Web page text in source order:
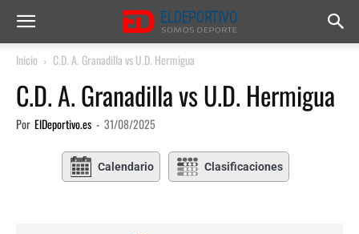
Inicio C.D. A. Granadilla vs U.D. Hermigua
C.D. A. Granadilla vs U.D. Hermigua
Por ElDeportivo.es - 31/08/2025
Calendario Clasificaciones